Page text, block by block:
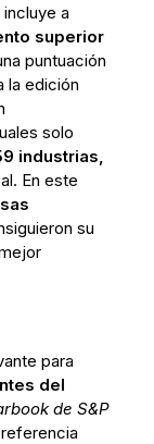
a
superior
puntuación
la edición
solo
industrias,
En este
su
para
del
de S&P